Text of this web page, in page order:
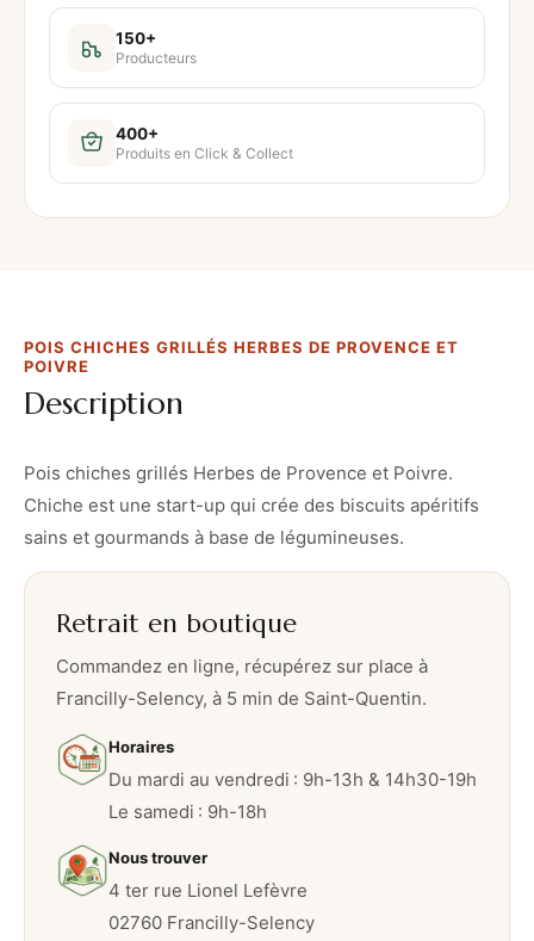
150+
Producteurs
400+
Produits en Click & Collect
POIS CHICHES GRILLÉS HERBES DE PROVENCE ET
POIVRE
Description
Pois chiches grillés Herbes de Provence et Poivre.
Chiche est une start-up qui crée des biscuits apéritifs
sains et gourmands à base de légumineuses.
Retrait en boutique
Commandez en ligne, récupérez sur place à
Francilly-Selency, à 5 min de Saint-Quentin.
Horaires
Du mardi au vendredi : 9h-13h & 14h30-19h
Le samedi : 9h-18h
Nous trouver
4 ter rue Lionel Lefèvre
02760 Francilly-Selency